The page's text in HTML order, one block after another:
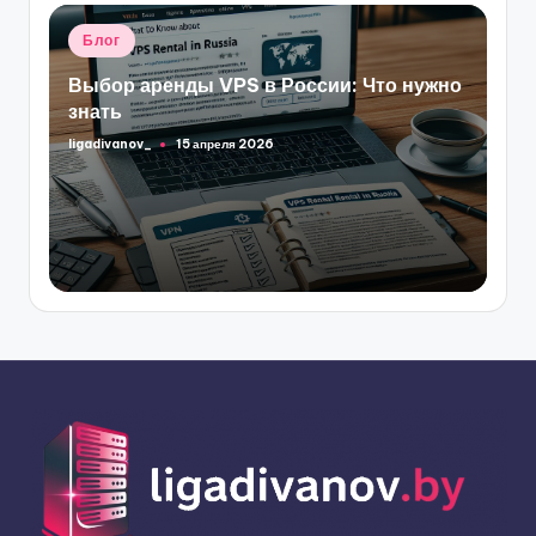
Опубликовано
Блог
Выбор аренды VPS в России: Что нужно
знать
Запись
от
ligadivanov_ 15 апреля 2026